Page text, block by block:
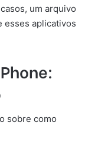
um arquivo
esses aplicativos
sobre como